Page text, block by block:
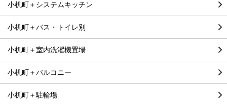
小机町＋システムキッチン
小机町＋バス・トイレ別
小机町＋室内洗濯機置場
小机町＋バルコニー
小机町＋駐輪場